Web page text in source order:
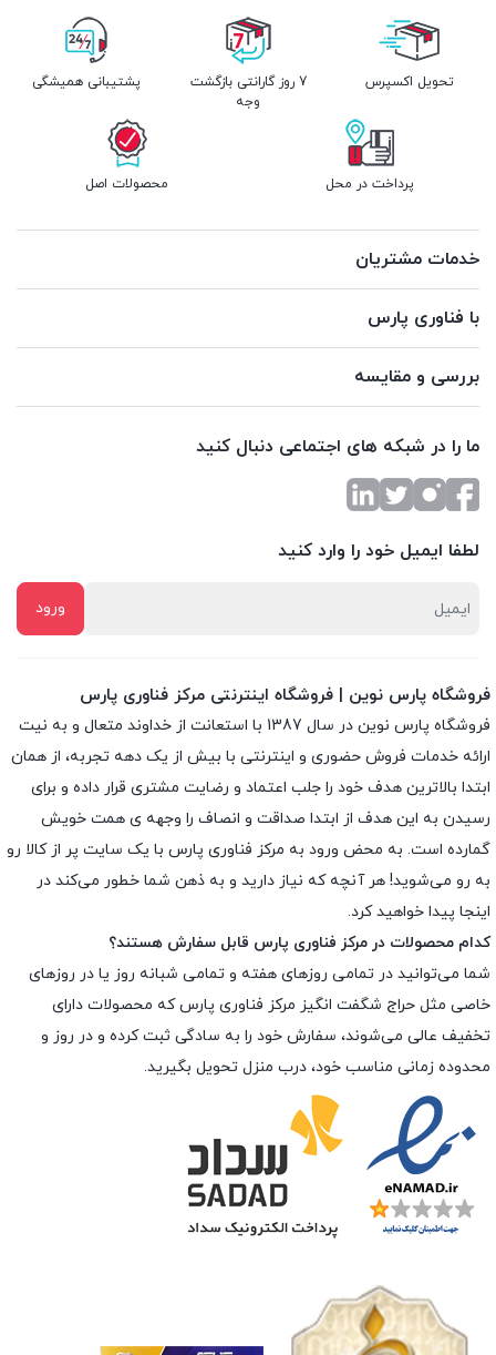
تحویل اکسپرس
7 روز گارانتی بازگشت
وجه
پشتیبانی همیشگی
پرداخت در محل محصولات اصل
خدمات مشتریان
با فناوری پارس
بررسی و مقایسه
ما را در شبکه های اجتماعی دنبال کنید
لطفا ایمیل خود را وارد کنید
فروشگاه پارس نوین | فروشگاه اینترنتی مرکز فناوری پارس
فروشگاه پارس نوین در سال 1387 با استعانت از خداوند متعال و به نیت
ارائه خدمات فروش حضوری و اینترنتی با بیش از یک دهه تجربه، از همان
ابتدا بالاترین هدف خود را جلب اعتماد و رضایت مشتری قرار داده و براى
رسیدن به این هدف از ابتدا صداقت و انصاف را وجهه ى همت خویش
گمارده است. به محض ورود به مرکز فناوری پارس با یک سایت پر از کالا رو
به رو می‌شوید! هر آنچه که نیاز دارید و به ذهن شما خطور می‌کند در
اینجا پیدا خواهید کرد.
کدام محصولات در مرکز فناوری پارس قابل سفارش هستند؟
شما می‌توانید در تمامی روزهای هفته و تمامی شبانه روز یا در روزهای
خاصی مثل حراج شگفت انگیز مرکز فناوری پارس که محصولات دارای
تخفیف عالی می‌شوند، سفارش خود را به سادگی ثبت کرده و در روز و
محدوده زمانی مناسب خود، درب منزل تحویل بگیرید.